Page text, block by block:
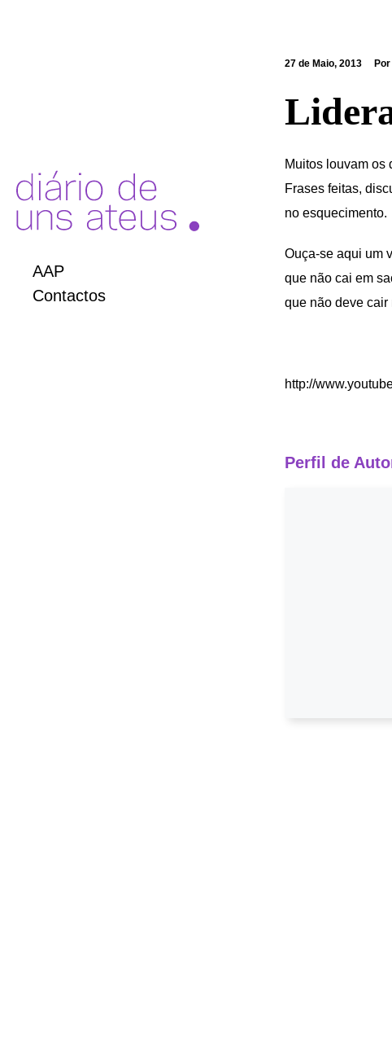
AAP
Contactos
27 de Maio, 2013
Muitos louvam os
Frases feitas,
no esquecimento.
Ouça-se aqui um
que não cai em
que não deve cair
http://
Perfil de